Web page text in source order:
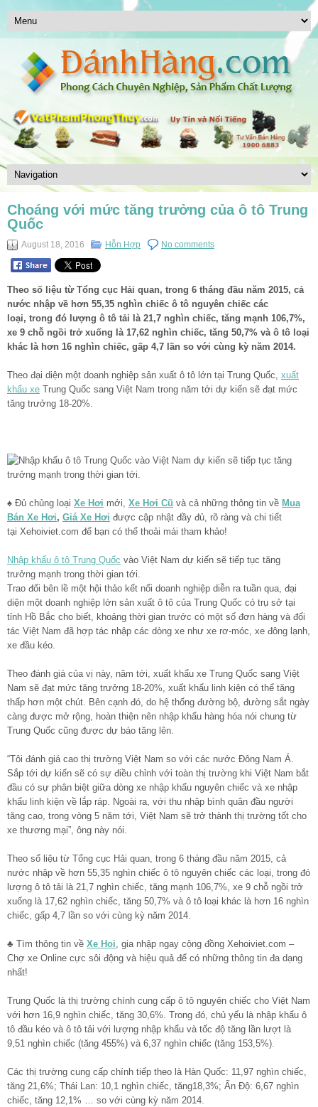
Choáng với mức tăng trưởng của ô tô Trung
Quốc
August 18, 2016 Hỗn Hợp No comments
Theo số liệu từ Tổng cục Hải quan, trong 6 tháng đầu năm 2015, cả
nước nhập về hơn 55,35 nghìn chiếc ô tô nguyên chiếc các
loại, trong đó lượng ô tô tải là 21,7 nghìn chiếc, tăng mạnh 106,7%,
xe 9 chỗ ngồi trở xuống là 17,62 nghìn chiếc, tăng 50,7% và ô tô loại
khác là hơn 16 nghìn chiếc, gấp 4,7 lần so với cùng kỳ năm 2014.
Theo đại diện một doanh nghiệp sản xuất ô tô lớn tại Trung Quốc, xuất
khẩu xe Trung Quốc sang Việt Nam trong năm tới dự kiến sẽ đạt mức
tăng trưởng 18-20%.
♠ Đủ chủng loại Xe Hơi mới, Xe Hơi Cũ và cả những thông tin về Mua
Bán Xe Hơi, Giá Xe Hơi được cập nhật đầy đủ, rõ ràng và chi tiết
tại Xehoiviet.com để bạn có thể thoải mái tham khảo!
Nhập khẩu ô tô Trung Quốc vào Việt Nam dự kiến sẽ tiếp tục tăng
trưởng mạnh trong thời gian tới.
Trao đổi bên lề một hội thảo kết nối doanh nghiệp diễn ra tuần qua, đại
diện một doanh nghiệp lớn sản xuất ô tô của Trung Quốc có trụ sở tại
tỉnh Hồ Bắc cho biết, khoảng thời gian trước có một số đơn hàng và đối
tác Việt Nam đã hợp tác nhập các dòng xe như xe rơ-móc, xe đông lạnh,
xe đầu kéo.
Theo đánh giá của vị này, năm tới, xuất khẩu xe Trung Quốc sang Việt
Nam sẽ đạt mức tăng trưởng 18-20%, xuất khẩu linh kiện có thể tăng
thấp hơn một chút. Bên cạnh đó, do hệ thống đường bộ, đường sắt ngày
càng được mở rộng, hoàn thiện nên nhập khẩu hàng hóa nói chung từ
Trung Quốc cũng được dự báo tăng lên.
“Tôi đánh giá cao thị trường Việt Nam so với các nước Đông Nam Á.
Sắp tới dự kiến sẽ có sự điều chỉnh với toàn thị trường khi Việt Nam bắt
đầu có sự phân biệt giữa dòng xe nhập khẩu nguyên chiếc và xe nhập
khẩu linh kiện về lắp ráp. Ngoài ra, với thu nhập bình quân đầu người
tăng cao, trong vòng 5 năm tới, Việt Nam sẽ trở thành thị trường tốt cho
xe thương mại”, ông này nói.
Theo số liệu từ Tổng cục Hải quan, trong 6 tháng đầu năm 2015, cả
nước nhập về hơn 55,35 nghìn chiếc ô tô nguyên chiếc các loại, trong đó
lượng ô tô tải là 21,7 nghìn chiếc, tăng mạnh 106,7%, xe 9 chỗ ngồi trở
xuống là 17,62 nghìn chiếc, tăng 50,7% và ô tô loại khác là hơn 16 nghìn
chiếc, gấp 4,7 lần so với cùng kỳ năm 2014.
♣ Tìm thông tin về Xe Hoi, gia nhập ngay cộng đồng Xehoiviet.com –
Chợ xe Online cực sôi động và hiệu quả để có những thông tin đa dạng
nhất!
Trung Quốc là thị trường chính cung cấp ô tô nguyên chiếc cho Việt Nam
với hơn 16,9 nghìn chiếc, tăng 30,6%. Trong đó, chủ yếu là nhập khẩu ô
tô đầu kéo và ô tô tải với lượng nhập khẩu và tốc độ tăng lần lượt là
9,51 nghìn chiếc (tăng 455%) và 6,37 nghìn chiếc (tăng 153,5%).
Các thị trường cung cấp chính tiếp theo là Hàn Quốc: 11,97 nghìn chiếc,
tăng 21,6%; Thái Lan: 10,1 nghìn chiếc, tăng18,3%; Ấn Độ: 6,67 nghìn
chiếc, tăng 12,1% … so với cùng kỳ năm 2014.